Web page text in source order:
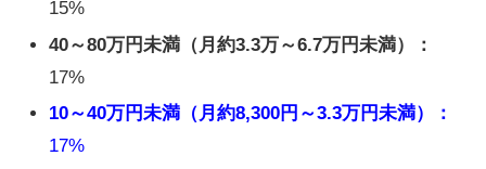
15%
40～80万円未満（月約3.3万～6.7万円未満）：
17%
10～40万円未満（月約8,300円～3.3万円未満）：
17%